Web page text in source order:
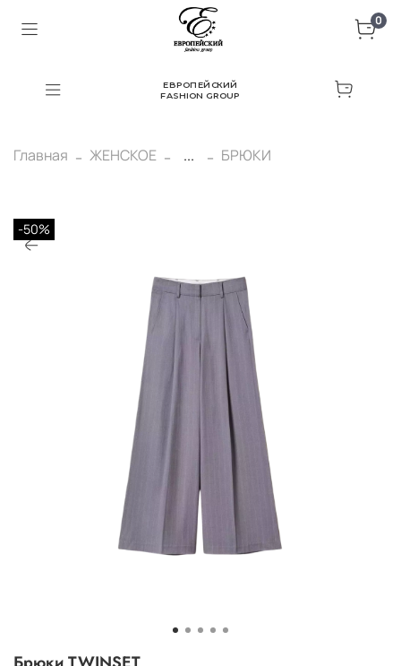
0
ЕВРОПЕЙСКИЙ
FASHION GROUP
Главная ЖЕНСКОЕ ... БРЮКИ
-50%